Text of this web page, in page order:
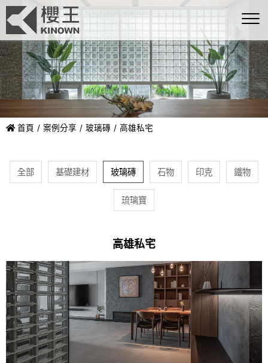
首頁 案例分享 玻璃磚 高雄私宅
全部 基礎建材 玻璃磚 石物 印克 鐵物
琉璃寶
高雄私宅